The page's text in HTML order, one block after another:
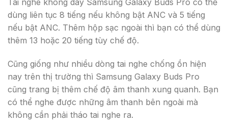
dùng liên tục 8 tiếng nếu không bật ANC và 5 tiếng
nếu bật ANC. Thêm hộp sạc ngoài thì bạn có thể dùng
thêm 13 hoặc 20 tiếng tùy chế độ.
Cũng giống như nhiều dòng tai nghe chống ồn hiện
nay trên thị trường thì Samsung Galaxy Buds Pro
cũng trang bị thêm chế độ âm thanh xung quanh. Bạn
có thể nghe được những âm thanh bên ngoài mà
không cần phải tháo tai nghe ra.